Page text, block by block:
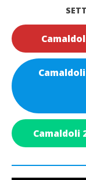
Camaldoli